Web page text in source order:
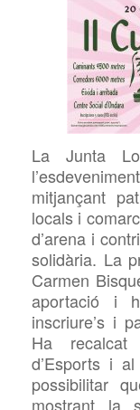
La Junta
mitjançant
locals i
d’arena i
solidària. La
Carmen
aportació i
inscriure’s i
Ha
d’Esports i al
possibilitar
mostrant la